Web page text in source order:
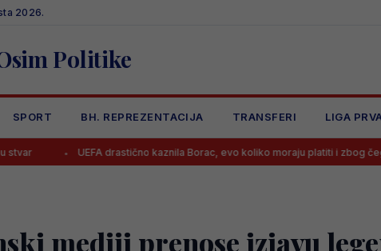
2026.
Politike
SPORT BH. REPREZENTACIJA TRANSFERI LIGA
UEFA drastično kaznila Borac, evo koliko moraju platiti i zbog čega
mediji prenose izjavu